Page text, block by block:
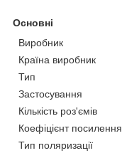
Основні
Виробник
Країна виробник
Тип
Застосування
Кількість роз'ємів
Коефіцієнт посилення
Тип поляризації